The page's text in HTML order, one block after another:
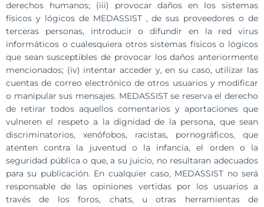
derechos humanos; (iii) provocar daños en los sistemas
físicos y lógicos de MEDASSIST , de sus proveedores o de
terceras personas, introducir o difundir en la red virus
informáticos o cualesquiera otros sistemas físicos o lógicos
que sean susceptibles de provocar los daños anteriormente
mencionados; (iv) intentar acceder y, en su caso, utilizar las
cuentas de correo electrónico de otros usuarios y modificar
o manipular sus mensajes. MEDASSIST se reserva el derecho
de retirar todos aquellos comentarios y aportaciones que
vulneren el respeto a la dignidad de la persona, que sean
discriminatorios, xenófobos, racistas, pornográficos, que
atenten contra la juventud o la infancia, el orden o la
seguridad pública o que, a su juicio, no resultaran adecuados
para su publicación. En cualquier caso, MEDASSIST no será
responsable de las opiniones vertidas por los usuarios a
través de los foros, chats, u otras herramientas de